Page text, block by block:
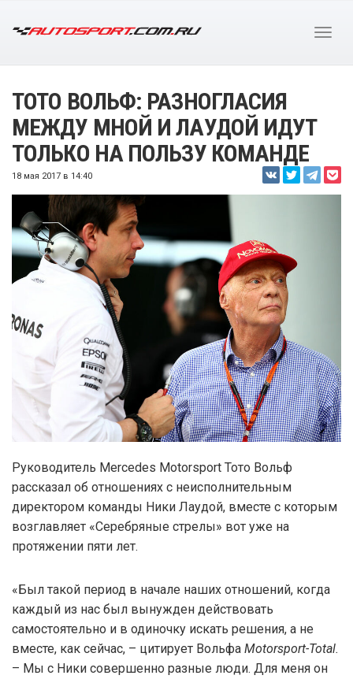
ТОТО ВОЛЬФ: РАЗНОГЛАСИЯ
МЕЖДУ МНОЙ И ЛАУДОЙ ИДУТ
ТОЛЬКО НА ПОЛЬЗУ КОМАНДЕ
18 мая 2017 в 14:40
Руководитель Mercedes Motorsport Тото Вольф
рассказал об отношениях с неисполнительным
директором команды Ники Лаудой, вместе с которым
возглавляет «Серебряные стрелы» вот уже на
протяжении пяти лет.
«Был такой период в начале наших отношений, когда
каждый из нас был вынужден действовать
самостоятельно и в одиночку искать решения, а не
вместе, как сейчас, – цитирует Вольфа Motorsport-Total.
– Мы с Ники совершенно разные люди. Для меня он